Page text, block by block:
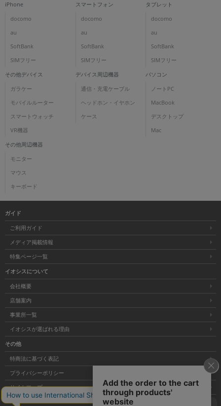
iPhone
docomo
au
SoftBank
SIMフリー
スマートフォン
docomo
au
SoftBank
SIMフリー
タブレット
docomo
au
SoftBank
SIMフリー
その他デバイス
ガラケー
モバイルルーター
スマートウォッチ
VR機器
デバイス周辺機器
通信・充電ケーブル
ヘッドホン・イヤホン
ケース
パソコン
ノートPC
MacBook
デスクトップ
Mac
その他周辺機器
モニター
マウス
キーボード
ガイド
ご利用ガイド
メディア掲載情報
特集ページ一覧
イオシスについて
会社概要
店舗案内
事業所一覧
イオシスが選ばれる理由
その他
特商法に基づく表記
プライバシーポリシー
サイトマップ